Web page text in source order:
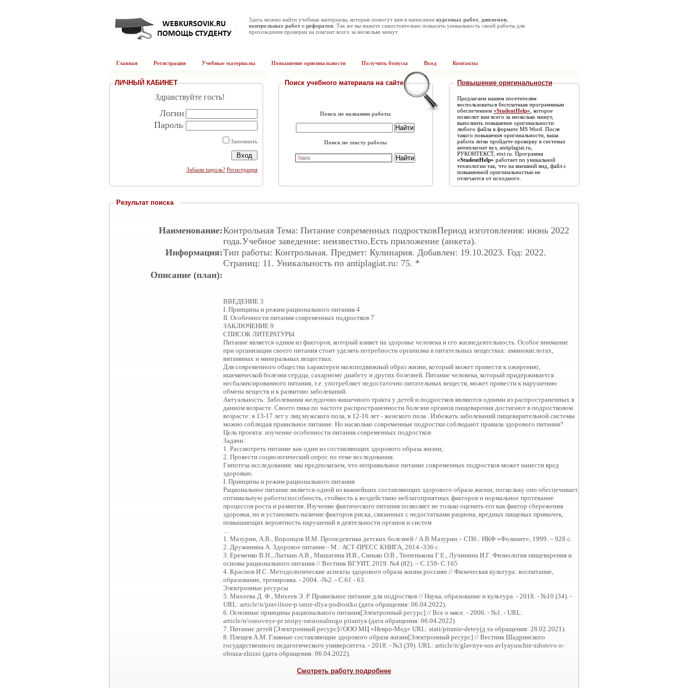
Здесь можно найти учебные материалы, которые помогут вам в написании курсовых работ, дипломов
контрольных работи рефератов . Так же вы мажете самостоятельно повысить уникальность своей работы для
прохождения проверки на плагиат всего за несколько минут.
Главная Регистрация Учебные материалы Повышение оригинальности Получить бонусы Вход Контакты
ЛИЧНЫЙ КАБИНЕТ
Здравствуйте гость!
Логин:
Пароль:
Запомнить
Забыли пароль? Регистрация
Поиск учебного материала на сайте
Поиск по названию работы
Поиск по тексту работы
Повышение оригинальности
Предлагаем нашим посетителям
воспользоваться бесплатным программным
обеспечением «StudentHelp» , которое
позволит вам всего за несколько минут,
выполнить повышение оригинальности
любого файла в формате MS Word. После
такого повышения оригинальности, ваша
работа легко пройдете проверку в системах
антиплагиат вуз, antiplagiat.ru,
РУКОНТЕКСТ, etxt.ru. Программа
«StudentHelp» работает по уникальной
технологии так, что на внешний вид, файл с
повышенной оригинальностью не
отличается от исходного.
Результат поиска
Наименование:Контрольная Тема: Питание современных подростковПериод изготовления: июнь 2022
года.Учебное заведение: неизвестно.Есть приложение (анкета).
Информация:Тип работы: Контрольная. Предмет: Кулинария. Добавлен: 19.10.2023. Год: 2022.
Страниц: 11. Уникальность по antiplagiat.ru: 75. *
Описание (план):
ВВЕДЕНИЕ 3
I. Принципы и режим рационального питания 4
II. Особенности питания современных подростков 7
ЗАКЛЮЧЕНИЕ 9
СПИСОК ЛИТЕРАТУРЫ
Питание является одним из факторов, который влияет на здоровье человека и его жизнедеятельность. Особое внимание
при организации своего питания стоит уделять потребности организма в питательных веществах: аминокислотах,
витаминах и минеральных веществах.
Для современного общества характерен малоподвижный образ жизни, который может привести к ожирению,
ишемической болезни сердца, сахарному диабету и других болезней. Питание человека, который придерживается
несбалансированного питания, т.е. употребляет недостаточно питательных веществ, может привести к нарушению
обмена веществ и к развитию заболеваний.
Актуальность: Заболевания желудочно-кишечного тракта у детей и подростков являются одними из распространенных в
данном возрасте. Своего пика по частоте распространенности болезни органов пищеварения достигают в подростковом
возрасте: в 13-17 лет у лиц мужского пола, в 12-16 лет - женского пола . Избежать заболеваний пищеварительной системы
можно соблюдая правильное питание. Но насколько современные подростки соблюдают правила здорового питания?
Цель проекта: изучение особенности питания современных подростков
Задачи:
1. Рассмотреть питание как один из составляющих здорового образа жизни;
2. Провести социологический опрос по теме исследования.
Гипотеза исследования: мы предполагаем, что неправильное питание современных подростков может нанести вред
здоровью.
I. Принципы и режим рационального питания
Рациональное питание является одной из важнейших составляющих здорового образа жизни, поскольку оно обеспечивает
оптимальную работоспособность, стойкость к воздействию неблагоприятных факторов и нормальное протекание
процессов роста и развития. Изучение фактического питания позволяет не только оценить его как фактор сбережения
здоровья, но и установить наличие факторов риска, связанных с недостатками рациона, вредных пищевых привычек,
повышающих вероятность нарушений в деятельности органов и систем
...
1. Мазурин, А.В., Воронцов И.М. Пропедевтика детских болезней / А.В Мазурин.– СПб.: ИКФ «Фолиант», 1999. – 928 с.
2. Дружинина А. Здоровое питание.- М.: АСТ-ПРЕСС КНИГА, 2014.-336 с.
3. Еременко В.Н., Лыткин А.В., Мишагина И.В., Синько О.В., Тюпенькова Г.Е., Лучинина И.Г. Физиология пищеварения и
основы рационального питания // Вестник ВГУИТ. 2019. №4 (82). – С.159- С.165
4. Краснов И.С. Методологические аспекты здорового образа жизни россиян // Физическая культура: воспитание,
образование, тренировка. - 2004. -№2. - С.61 - 63.
Электронные ресурсы
5. Михеева Д. Ф., Михеев Э. Р. Правильное питание для подростков // Наука, образование и культура. - 2018. - №10 (34). -
URL: article/n/pravilnoe-p tanie-dlya-podrostko (дата обращения: 06.04.2022).
6. Основные принципы рационального питания[Электронный ресурс] // Все о мясе. - 2006. - №1. - URL:
article/n/osnovnye-pr ntsipy-ratsionalnogo pitaniya (дата обращения: 06.04.2022).
7. Питание детей [Электронный ресурс]//ООО МЦ «Невро-Мед» URL: stati/pitanie-detey(д та обращения: 28.02.2021).
8. Плещев А.М. Главные составляющие здорового образа жизни[Электронный ресурс] // Вестник Шадринского
государственного педагогического университета. - 2018. - №3 (39). URL: article/n/glavnye-sos avlyayuschie-zdorovo o-
obraza-zhizni (дата обращения: 06.04.2022).
Смотреть работу подробнее